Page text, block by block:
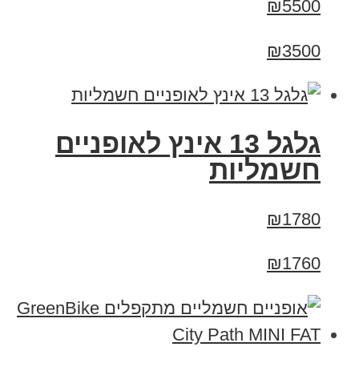
₪5500
₪3500
גלגל 13 אינץ לאופניים
חשמליות
₪1780
₪1760